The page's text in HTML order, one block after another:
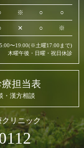
※ ○ ○
✕ ○ ※
〜19:00(※土曜17:00まで)
木曜午後・日曜・祝日休診
担当表
・漢方相談
リニック